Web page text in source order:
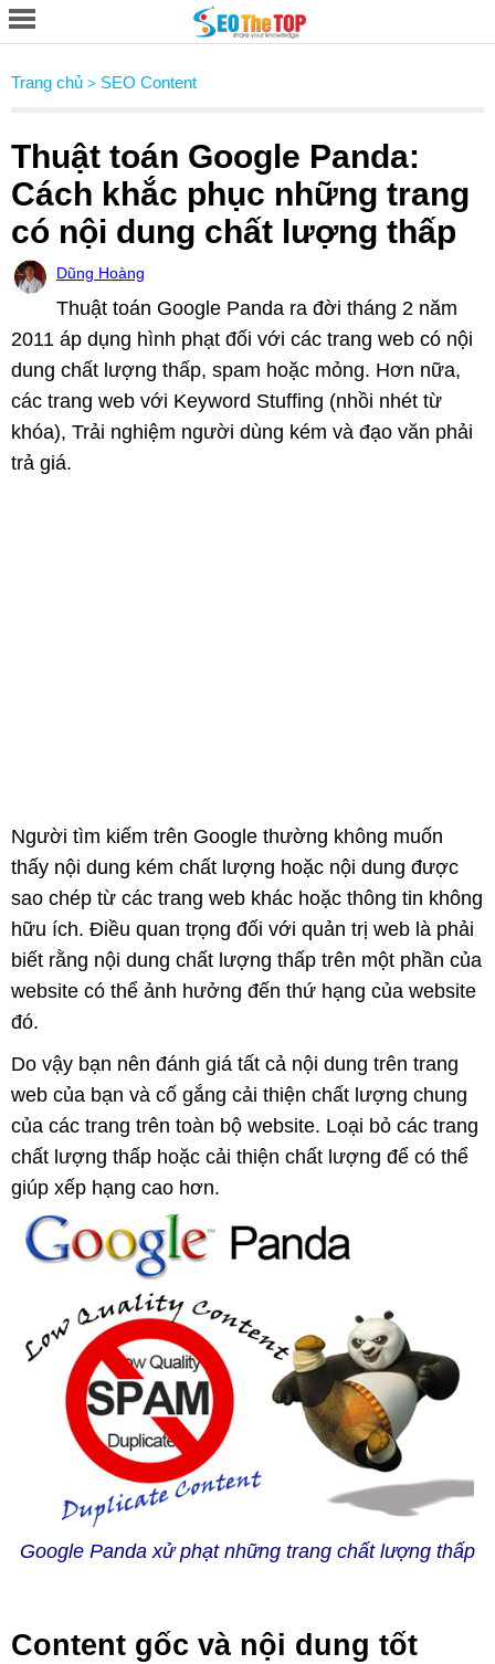
Trang chủ > SEO Content
Thuật toán Google Panda:
Cách khắc phục những trang
có nội dung chất lượng thấp
Dũng Hoàng
Thuật toán Google Panda ra đời tháng 2 năm
2011 áp dụng hình phạt đối với các trang web có nội
dung chất lượng thấp, spam hoặc mỏng. Hơn nữa,
các trang web với Keyword Stuffing (nhồi nhét từ
khóa), Trải nghiệm người dùng kém và đạo văn phải
trả giá.
Người tìm kiếm trên Google thường không muốn
thấy nội dung kém chất lượng hoặc nội dung được
sao chép từ các trang web khác hoặc thông tin không
hữu ích. Điều quan trọng đối với quản trị web là phải
biết rằng nội dung chất lượng thấp trên một phần của
website có thể ảnh hưởng đến thứ hạng của website
đó.
Do vậy bạn nên đánh giá tất cả nội dung trên trang
web của bạn và cố gắng cải thiện chất lượng chung
của các trang trên toàn bộ website. Loại bỏ các trang
chất lượng thấp hoặc cải thiện chất lượng để có thể
giúp xếp hạng cao hơn.
Google Panda xử phạt những trang chất lượng thấp
Content gốc và nội dung tốt